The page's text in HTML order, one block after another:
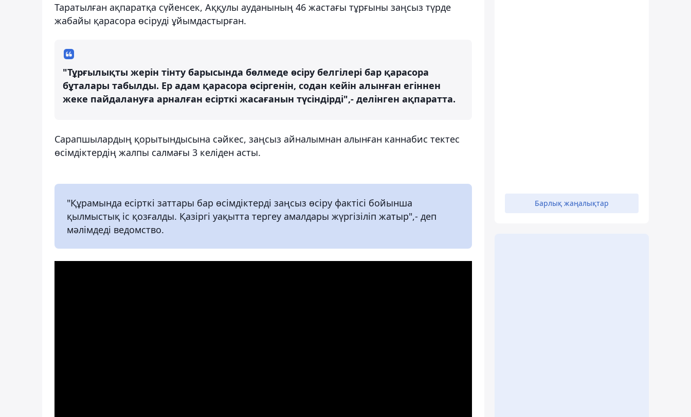
Таратылған ақпаратқа сүйенсек, Аққулы ауданының 46 жастағы тұрғыны заңсыз түрде
жабайы қарасора өсіруді ұйымдастырған.
"Тұрғылықты жерін тінту барысында бөлмеде өсіру белгілері бар қарасора
бұталары табылды. Ер адам қарасора өсіргенін, содан кейін алынған егіннен
жеке пайдалануға арналған есірткі жасағанын түсіндірді",- делінген ақпаратта.
Сарапшылардың қорытындысына сәйкес, заңсыз айналымнан алынған каннабис тектес
өсімдіктердің жалпы салмағы 3 келіден асты.
"Құрамында есірткі заттары бар өсімдіктерді заңсыз өсіру фактісі бойынша
қылмыстық іс қозғалды. Қазіргі уақытта тергеу амалдары жүргізіліп жатыр",- деп
мәлімдеді ведомство.
Барлық жаңалықтар